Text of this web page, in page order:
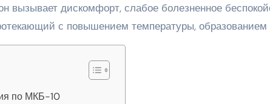
вызывает дискомфорт, слабое болезненное
с повышением температуры, образованием
по МКБ-10